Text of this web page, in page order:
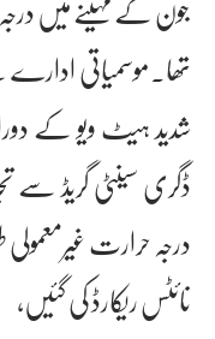
تھا۔موسمیاتی
ڈگری سینٹی گریڈ سے
درجہ حرارت غیرمعمولی
نائٹس ریکارڈ کی گئیں،